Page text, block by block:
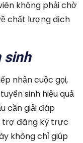
không phải chờ
chất lượng dịch
sinh
nhận cuộc gọi,
sinh hiệu quả
cần giải đáp
trợ đăng ký trực
không chỉ giúp